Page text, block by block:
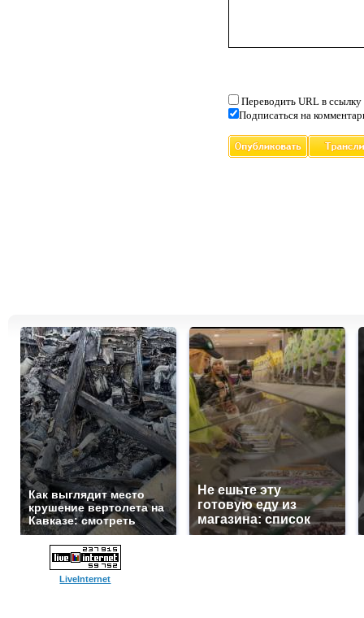
Переводить URL в ссылку
Подписаться на
Как выглядит место
крушение вертолета на
Кавказе: смотреть
Не ешьте эту
готовую еду из
магазина: список
LiveInternet